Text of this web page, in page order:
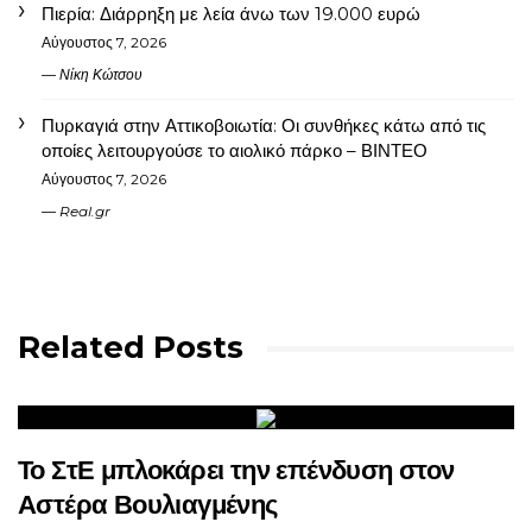
Πιερία: Διάρρηξη με λεία άνω των 19.000 ευρώ
Αύγουστος 7, 2026
Νίκη Κώτσου
Πυρκαγιά στην Αττικοβοιωτία: Οι συνθήκες κάτω από τις
οποίες λειτουργούσε το αιολικό πάρκο – ΒΙΝΤΕΟ
Αύγουστος 7, 2026
Real.gr
Related Posts
Το ΣτΕ μπλοκάρει την επένδυση στον
Αστέρα Βουλιαγμένης